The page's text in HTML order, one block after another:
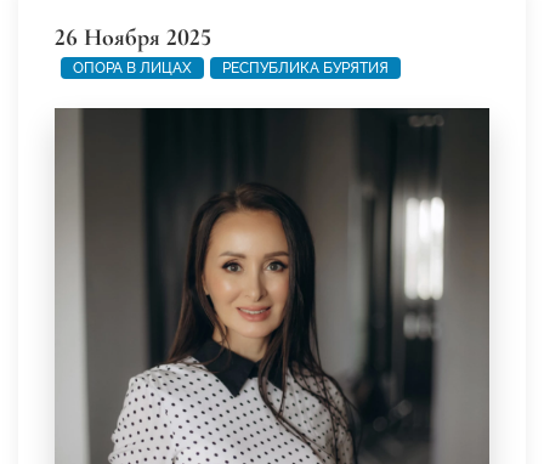
26 Ноября 2025
ОПОРА В ЛИЦАХ РЕСПУБЛИКА БУРЯТИЯ